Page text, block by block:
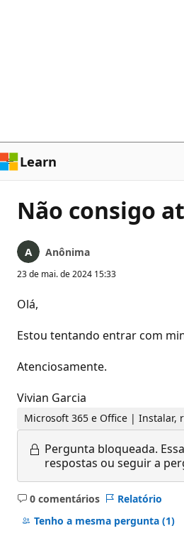
Learn
Não consigo
Anônima
23 de mai. de 2024 15:33
Olá,
Estou tentando entrar com
Atenciosamente.
Vivian Garcia
Microsoft 365 e Office | Instalar,
Pergunta bloqueada.
respostas ou seguir a
0 comentários
Sem
comentários
Relatório
Tenho a mesma pergunta (1)